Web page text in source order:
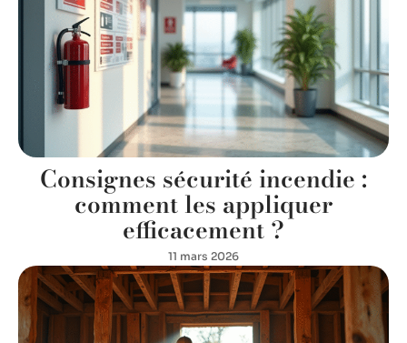
Consignes sécurité incendie :
comment les appliquer
efficacement ?
11 mars 2026